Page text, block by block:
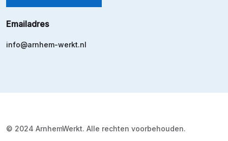
Emailadres
info@arnhem-werkt.nl
© 2024 ArnhemWerkt. Alle rechten voorbehouden.